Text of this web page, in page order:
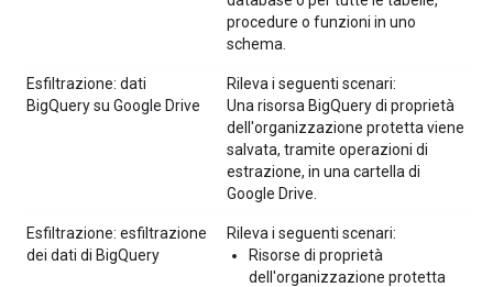
procedure o funzioni in uno
schema.
Esfiltrazione: dati
BigQuery su Google Drive
Rileva i seguenti scenari:
Una risorsa BigQuery di proprietà
dell'organizzazione protetta viene
salvata, tramite operazioni di
estrazione, in una cartella di
Google Drive.
Esfiltrazione: esfiltrazione
dei dati di BigQuery
Rileva i seguenti scenari:
Risorse di proprietà
dell'organizzazione protetta